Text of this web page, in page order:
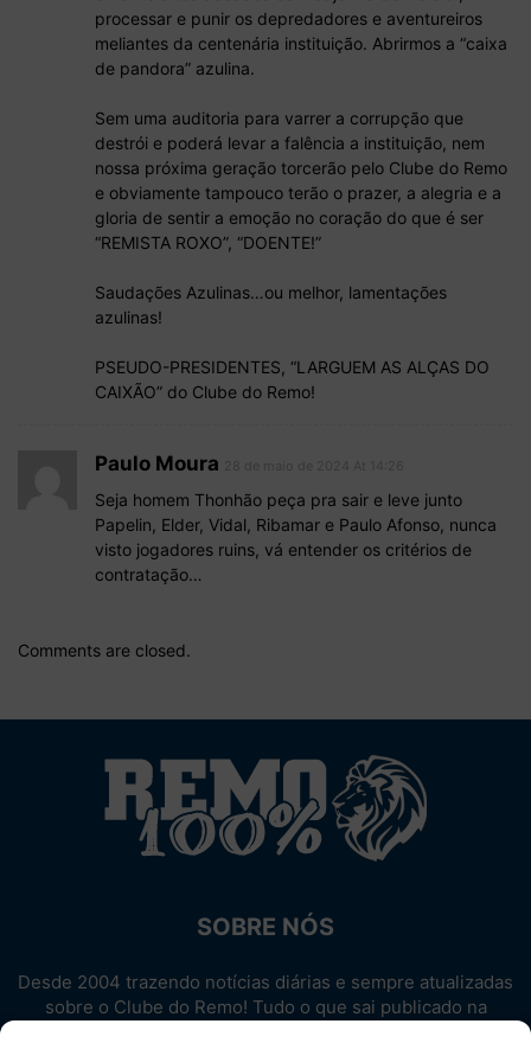
processar e punir os depredadores e aventureiros
meliantes da centenária instituição. Abrirmos a “caixa
de pandora” azulina.
Sem uma auditoria para varrer a corrupção que
destrói e poderá levar a falência a instituição, nem
nossa próxima geração torcerão pelo Clube do Remo
e obviamente tampouco terão o prazer, a alegria e a
gloria de sentir a emoção no coração do que é ser
“REMISTA ROXO”, “DOENTE!”
Saudações Azulinas…ou melhor, lamentações
azulinas!
PSEUDO-PRESIDENTES, “LARGUEM AS ALÇAS DO
CAIXÃO” do Clube do Remo!
Paulo Moura
Seja homem Thonhão peça pra sair e leve junto
Papelin, Elder, Vidal, Ribamar e Paulo Afonso, nunca
visto jogadores ruins, vá entender os critérios de
contratação…
Comments are closed.
SOBRE NÓS
Desde 2004 trazendo notícias diárias e sempre atualizadas
sobre o Clube do Remo! Tudo o que sai publicado na